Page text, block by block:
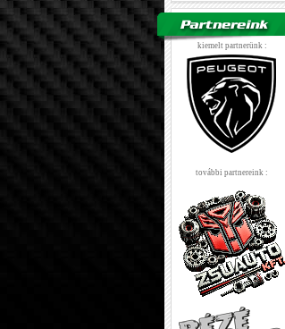
kiemelt partnerünk :
további partnereink :